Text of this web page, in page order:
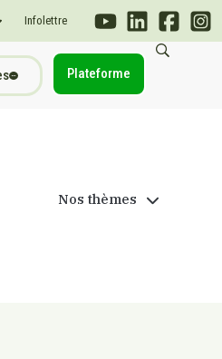
Infolettre
Plateforme
Nos thèmes